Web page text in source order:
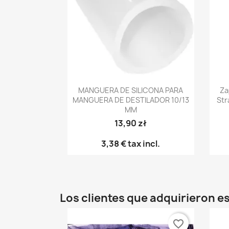
Vista rápida
MANGUERA DE SILICONA PARA
MANGUERA DE DESTILADOR 10/13
MM
13,90 zł
3,38 €tax incl.
Los clientes que adquirieron
favorite_border